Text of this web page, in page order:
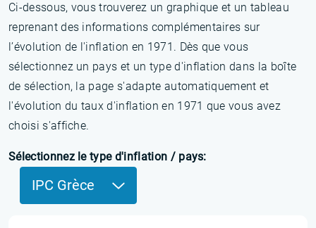
Ci-dessous, vous trouverez un graphique et un tableau
reprenant des informations complémentaires sur
l’évolution de l'inflation en 1971. Dès que vous
sélectionnez un pays et un type d'inflation dans la boîte
de sélection, la page s'adapte automatiquement et
l'évolution du taux d'inflation en 1971 que vous avez
choisi s'affiche.
Sélectionnez le type d'inflation / pays:
IPC Grèce